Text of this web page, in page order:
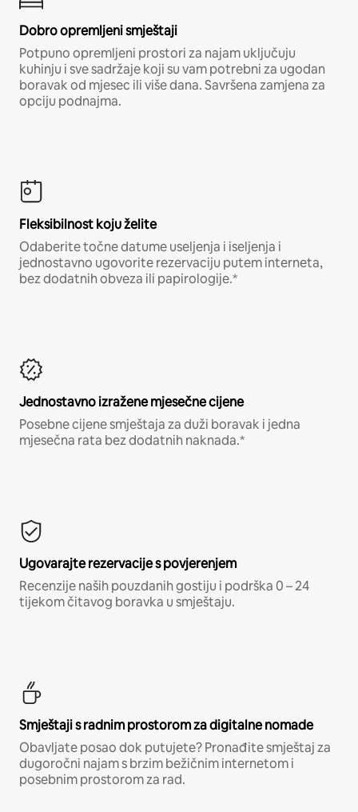
Dobro opremljeni smještaji
Potpuno opremljeni prostori za najam uključuju
kuhinju i sve sadržaje koji su vam potrebni za ugodan
boravak od mjesec ili više dana. Savršena zamjena za
opciju podnajma.
Fleksibilnost koju želite
Odaberite točne datume useljenja i iseljenja i
jednostavno ugovorite rezervaciju putem interneta,
bez dodatnih obveza ili papirologije.*
Jednostavno izražene mjesečne cijene
Posebne cijene smještaja za duži boravak i jedna
mjesečna rata bez dodatnih naknada.*
Ugovarajte rezervacije s povjerenjem
Recenzije naših pouzdanih gostiju i podrška 0 – 24
tijekom čitavog boravka u smještaju.
Smještaji s radnim prostorom za digitalne nomade
Obavljate posao dok putujete? Pronađite smještaj za
dugoročni najam s brzim bežičnim internetom i
posebnim prostorom za rad.